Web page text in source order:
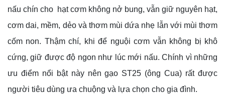
nấu chín cho hạt cơm không nở bung, vẫn giữ nguyên hạt,
cơm dai, mềm, dẻo và thơm mùi dứa nhẹ lẫn với mùi thơm
cốm non. Thậm chí, khi để nguội cơm vẫn không bị khô
cứng, giữ được độ ngon như lúc mới nấu. Chính vì những
ưu điểm nổi bật này nên gạo ST25 (ông Cua) rất được
người tiêu dùng ưa chuộng và lựa chọn cho gia đình.